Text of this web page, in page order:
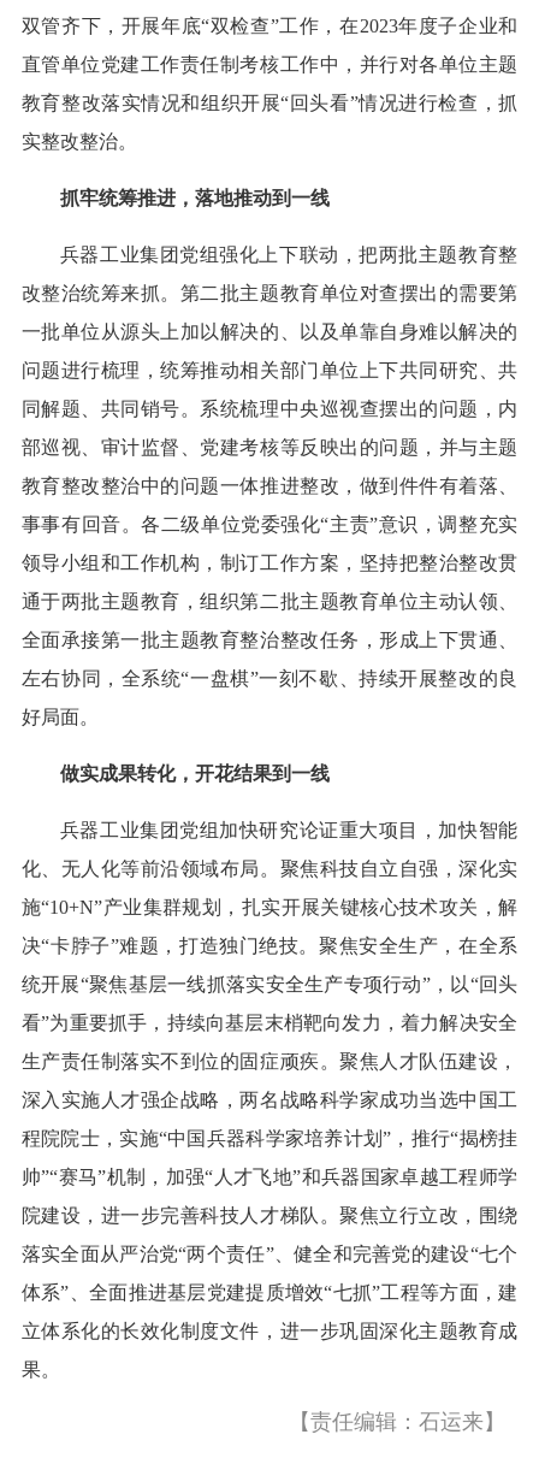
双管齐下，开展年底“双检查”工作，在2023年度子企业和
直管单位党建工作责任制考核工作中，并行对各单位主题
教育整改落实情况和组织开展“回头看”情况进行检查，抓
实整改整治。
抓牢统筹推进，落地推动到一线
兵器工业集团党组强化上下联动，把两批主题教育整
改整治统筹来抓。第二批主题教育单位对查摆出的需要第
一批单位从源头上加以解决的、以及单靠自身难以解决的
问题进行梳理，统筹推动相关部门单位上下共同研究、共
同解题、共同销号。系统梳理中央巡视查摆出的问题，内
部巡视、审计监督、党建考核等反映出的问题，并与主题
教育整改整治中的问题一体推进整改，做到件件有着落、
事事有回音。各二级单位党委强化“主责”意识，调整充实
领导小组和工作机构，制订工作方案，坚持把整治整改贯
通于两批主题教育，组织第二批主题教育单位主动认领、
全面承接第一批主题教育整治整改任务，形成上下贯通、
左右协同，全系统“一盘棋”一刻不歇、持续开展整改的良
好局面。
做实成果转化，开花结果到一线
兵器工业集团党组加快研究论证重大项目，加快智能
化、无人化等前沿领域布局。聚焦科技自立自强，深化实
施“10+N”产业集群规划，扎实开展关键核心技术攻关，解
决“卡脖子”难题，打造独门绝技。聚焦安全生产，在全系
统开展“聚焦基层一线抓落实安全生产专项行动”，以“回头
看”为重要抓手，持续向基层末梢靶向发力，着力解决安全
生产责任制落实不到位的固症顽疾。聚焦人才队伍建设，
深入实施人才强企战略，两名战略科学家成功当选中国工
程院院士，实施“中国兵器科学家培养计划”，推行“揭榜挂
帅”“赛马”机制，加强“人才飞地”和兵器国家卓越工程师学
院建设，进一步完善科技人才梯队。聚焦立行立改，围绕
落实全面从严治党“两个责任”、健全和完善党的建设“七个
体系”、全面推进基层党建提质增效“七抓”工程等方面，建
立体系化的长效化制度文件，进一步巩固深化主题教育成
果。
【责任编辑：石运来】